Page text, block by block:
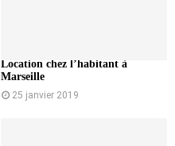
Location chez l’habitant à
Marseille
25 janvier 2019